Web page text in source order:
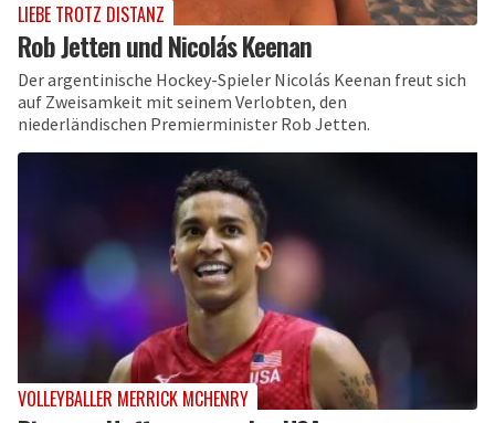
LIEBE TROTZ DISTANZ
Rob Jetten und Nicolás Keenan
Der argentinische Hockey-Spieler Nicolás Keenan freut sich
auf Zweisamkeit mit seinem Verlobten, den
niederländischen Premierminister Rob Jetten.
VOLLEYBALLER MERRICK MCHENRY